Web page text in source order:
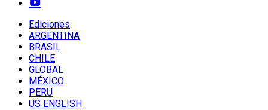
Ediciones
ARGENTINA
BRASIL
CHILE
GLOBAL
MÉXICO
PERU
US ENGLISH